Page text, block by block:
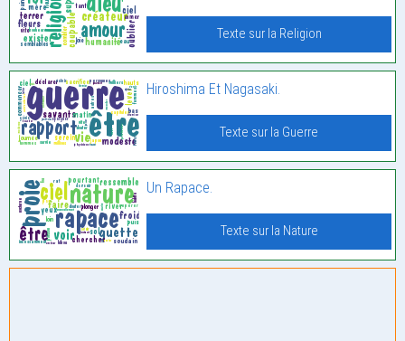
Texte sur la Religion
Hiroshima Et Nagasaki.
Texte sur la Guerre
Un Rapace.
Texte sur la Nature